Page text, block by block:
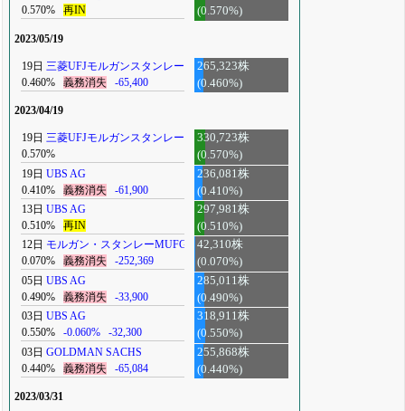
0.570%
再IN
(0.570%)
2023/05/19
19日 三菱UFJモルガンスタンレー
0.460%
義務消失 -65,400
265,323株
(0.460%)
2023/04/19
19日 三菱UFJモルガンスタンレー
0.570%
330,723株
(0.570%)
19日 UBS AG
0.410%
義務消失 -61,900
236,081株
(0.410%)
13日 UBS AG
0.510%
再IN
297,981株
(0.510%)
12日 モルガン・スタンレーMUFG
0.070%
義務消失 -252,369
42,310株
(0.070%)
05日 UBS AG
0.490%
義務消失 -33,900
285,011株
(0.490%)
03日 UBS AG
0.550%
-0.060% -32,300
318,911株
(0.550%)
03日 GOLDMAN SACHS
0.440%
義務消失 -65,084
255,868株
(0.440%)
2023/03/31